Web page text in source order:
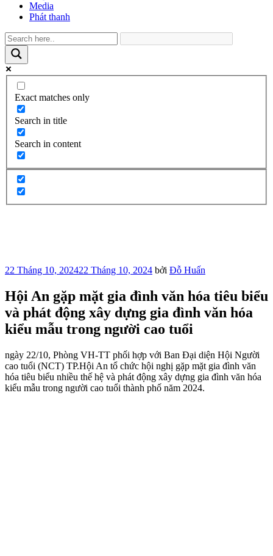
Media
Phát thanh
Exact matches only
Search in title
Search in content
Đăng
22 Tháng 10, 202422 Tháng 10, 2024 bởi Đỗ Huấn
Hội An gặp mặt gia đình văn hóa tiêu biểu
và phát động xây dựng gia đình văn hóa
kiểu mẫu trong người cao tuổi
ngày 22/10, Phòng VH-TT phối hợp với Ban Đại diện Hội Người
cao tuổi (NCT) TP.Hội An tổ chức hội nghị gặp mặt gia đình văn
hóa tiêu biểu nhiều thế hệ và phát động xây dựng gia đình văn hóa
kiểu mẫu trong người cao tuổi thành phố năm 2024.